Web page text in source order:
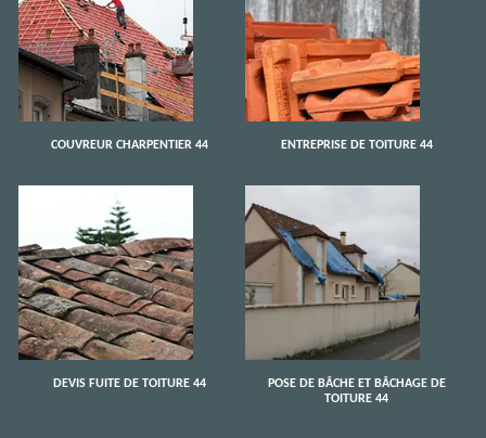
COUVREUR CHARPENTIER 44 ENTREPRISE DE TOITURE 44
DEVIS FUITE DE TOITURE 44
POSE DE BÂCHE ET BÂCHAGE DE
TOITURE 44